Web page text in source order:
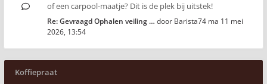
of een carpool-maatje? Dit is de plek bij uitstek!
Re: Gevraagd Ophalen veiling … door Barista74 ma 11 mei
2026, 13:54
Koffiepraat